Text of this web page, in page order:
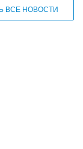
ВСЕ НОВОСТИ